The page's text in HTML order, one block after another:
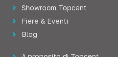
Showroom Topcent
Fiere & Eventi
Blog